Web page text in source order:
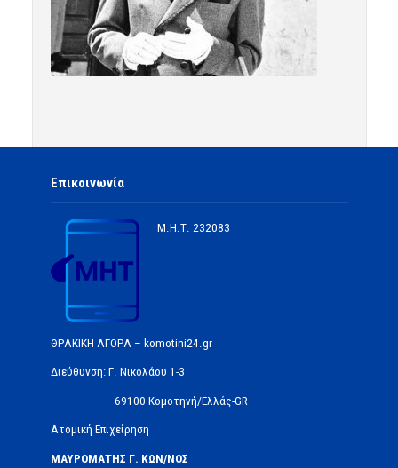
Επικοινωνία
Μ.Η.Τ. 232083
ΘΡΑΚΙΚΗ ΑΓΟΡΑ – komotini24.gr
Διεύθυνση: Γ. Νικολάου 1-3
69100 Κομοτηνή/Ελλάς-GR
Ατομική Επιχείρηση
ΜΑΥΡΟΜΑΤΗΣ Γ. ΚΩΝ/ΝΟΣ